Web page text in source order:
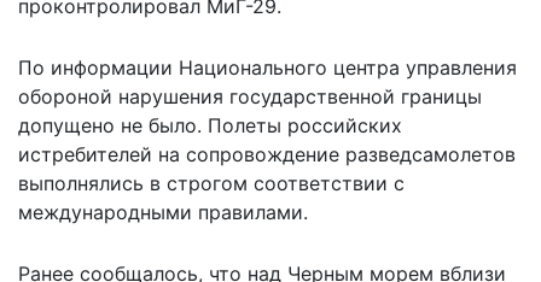
проконтролировал МиГ-29.
По информации Национального центра управления
обороной нарушения государственной границы
допущено не было. Полеты российских
истребителей на сопровождение разведсамолетов
выполнялись в строгом соответствии с
международными правилами.
Ранее сообщалось, что над Черным морем вблизи